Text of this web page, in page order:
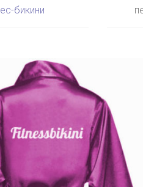
бикини